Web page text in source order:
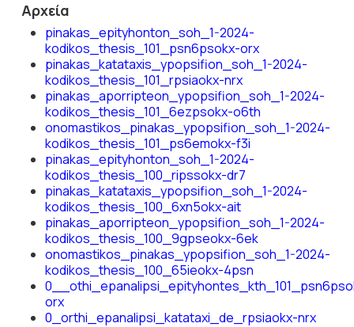
Αρχεία
pinakas_epityhonton_soh_1-2024-
kodikos_thesis_101_psn6psokx-orx
pinakas_katataxis_ypopsifion_soh_1-2024-
kodikos_thesis_101_rpsiaokx-nrx
pinakas_aporripteon_ypopsifion_soh_1-2024-
kodikos_thesis_101_6ezpsokx-o6th
onomastikos_pinakas_ypopsifion_soh_1-2024-
kodikos_thesis_101_ps6emokx-f3i
pinakas_epityhonton_soh_1-2024-
kodikos_thesis_100_ripssokx-dr7
pinakas_katataxis_ypopsifion_soh_1-2024-
kodikos_thesis_100_6xn5okx-ait
pinakas_aporripteon_ypopsifion_soh_1-2024-
kodikos_thesis_100_9gpseokx-6ek
onomastikos_pinakas_ypopsifion_soh_1-2024-
kodikos_thesis_100_65ieokx-4psn
orx
0_orthi_epanalipsi_katataxi_de_rpsiaokx-nrx